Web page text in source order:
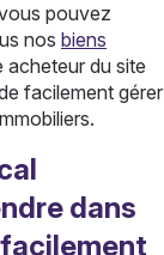
pouvez
nos biens
acheteur du site
facilement gérer
dans